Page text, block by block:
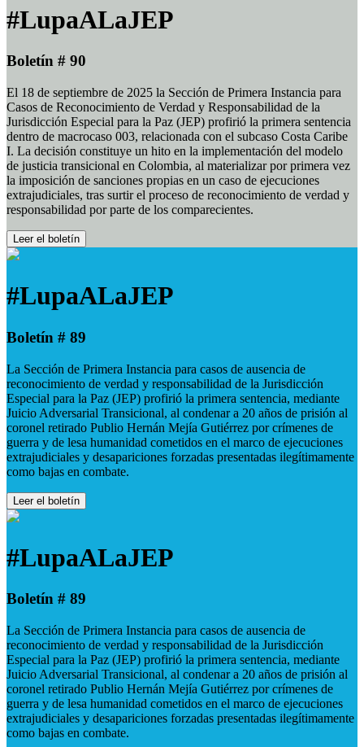
#LupaALaJEP
Boletín # 90
El 18 de septiembre de 2025 la Sección de Primera Instancia para
Casos de Reconocimiento de Verdad y Responsabilidad de la
Jurisdicción Especial para la Paz (JEP) profirió la primera sentencia
dentro de macrocaso 003, relacionada con el subcaso Costa Caribe
I. La decisión constituye un hito en la implementación del modelo
de justicia transicional en Colombia, al materializar por primera vez
la imposición de sanciones propias en un caso de ejecuciones
extrajudiciales, tras surtir el proceso de reconocimiento de verdad y
responsabilidad por parte de los comparecientes.
Leer el boletín
#LupaALaJEP
Boletín # 89
La Sección de Primera Instancia para casos de ausencia de
reconocimiento de verdad y responsabilidad de la Jurisdicción
Especial para la Paz (JEP) profirió la primera sentencia, mediante
Juicio Adversarial Transicional, al condenar a 20 años de prisión al
coronel retirado Publio Hernán Mejía Gutiérrez por crímenes de
guerra y de lesa humanidad cometidos en el marco de ejecuciones
extrajudiciales y desapariciones forzadas presentadas ilegítimamente
como bajas en combate.
Leer el boletín
#LupaALaJEP
Boletín # 89
La Sección de Primera Instancia para casos de ausencia de
reconocimiento de verdad y responsabilidad de la Jurisdicción
Especial para la Paz (JEP) profirió la primera sentencia, mediante
Juicio Adversarial Transicional, al condenar a 20 años de prisión al
coronel retirado Publio Hernán Mejía Gutiérrez por crímenes de
guerra y de lesa humanidad cometidos en el marco de ejecuciones
extrajudiciales y desapariciones forzadas presentadas ilegítimamente
como bajas en combate.